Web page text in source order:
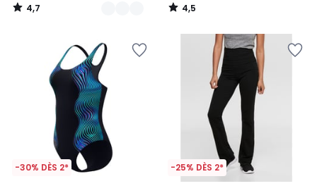
4,7
/
4,5
/
-30% DÈS 2* -25% DÈS 2*